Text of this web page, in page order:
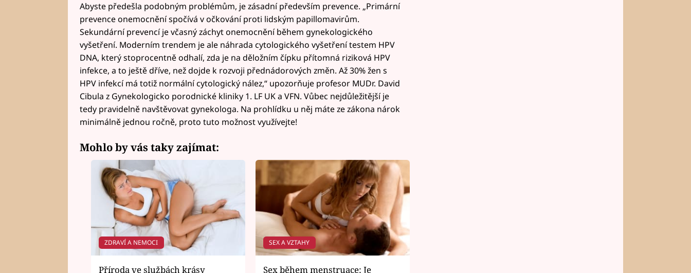
Abyste předešla podobným problémům, je zásadní především prevence. „Primární
prevence onemocnění spočívá v očkování proti lidským papillomavirům.
Sekundární prevencí je včasný záchyt onemocnění během gynekologického
vyšetření. Moderním trendem je ale náhrada cytologického vyšetření testem HPV
DNA, který stoprocentně odhalí, zda je na děložním čípku přítomná riziková HPV
infekce, a to ještě dříve, než dojde k rozvoji přednádorových změn. Až 30% žen s
HPV infekcí má totiž normální cytologický nález,“ upozorňuje profesor MUDr. David
Cibula z Gynekologicko porodnické kliniky 1. LF UK a VFN. Vůbec nejdůležitější je
tedy pravidelně navštěvovat gynekologa. Na prohlídku u něj máte ze zákona nárok
minimálně jednou ročně, proto tuto možnost využívejte!
Mohlo by vás taky zajímat:
ZDRAVÍ A NEMOCI
Příroda ve službách krásy
SEX A VZTAHY
Sex během menstruace: Je